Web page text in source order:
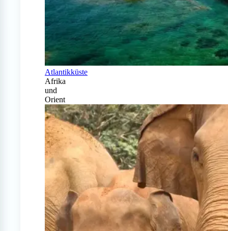
Atlantikküste
Afrika
und
Orient